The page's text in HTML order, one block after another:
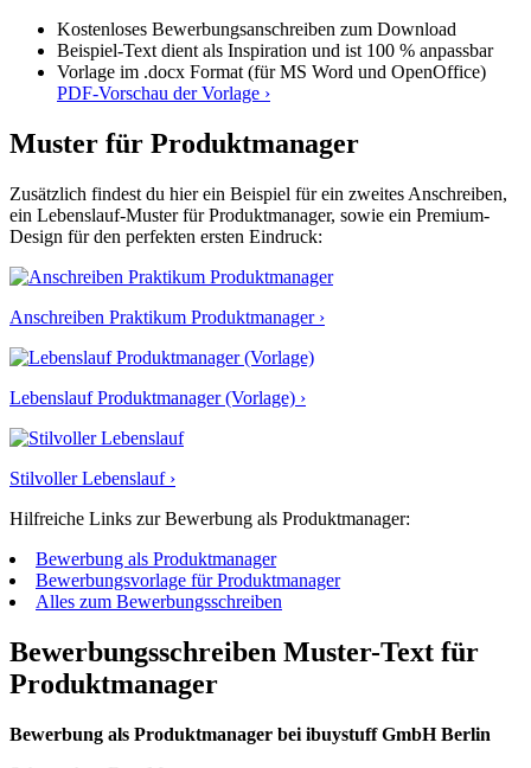
Kostenloses Bewerbungsanschreiben zum Download
Beispiel-Text dient als Inspiration und ist 100 % anpassbar
Vorlage im .docx Format (für MS Word und OpenOffice)
PDF-Vorschau der Vorlage ›
Muster für Produktmanager
Zusätzlich findest du hier ein Beispiel für ein zweites Anschreiben,
ein Lebenslauf-Muster für Produktmanager, sowie ein Premium-
Design für den perfekten ersten Eindruck:
Anschreiben Praktikum Produktmanager ›
Lebenslauf Produktmanager (Vorlage) ›
Stilvoller Lebenslauf ›
Hilfreiche Links zur Bewerbung als Produktmanager:
Bewerbung als Produktmanager
Bewerbungsvorlage für Produktmanager
Alles zum Bewerbungsschreiben
Bewerbungsschreiben Muster-Text für
Produktmanager
Bewerbung als Produktmanager bei ibuystuff GmbH Berlin